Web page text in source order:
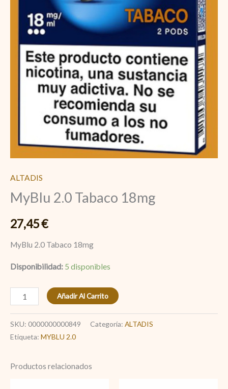
ALTADIS
MyBlu 2.0 Tabaco 18mg
27,45€
MyBlu 2.0 Tabaco 18mg
Disponibilidad: 5 disponibles
Añadir Al Carrito
SKU: 0000000000849 Categoría: ALTADIS
Etiqueta: MYBLU 2.0
Productos relacionados